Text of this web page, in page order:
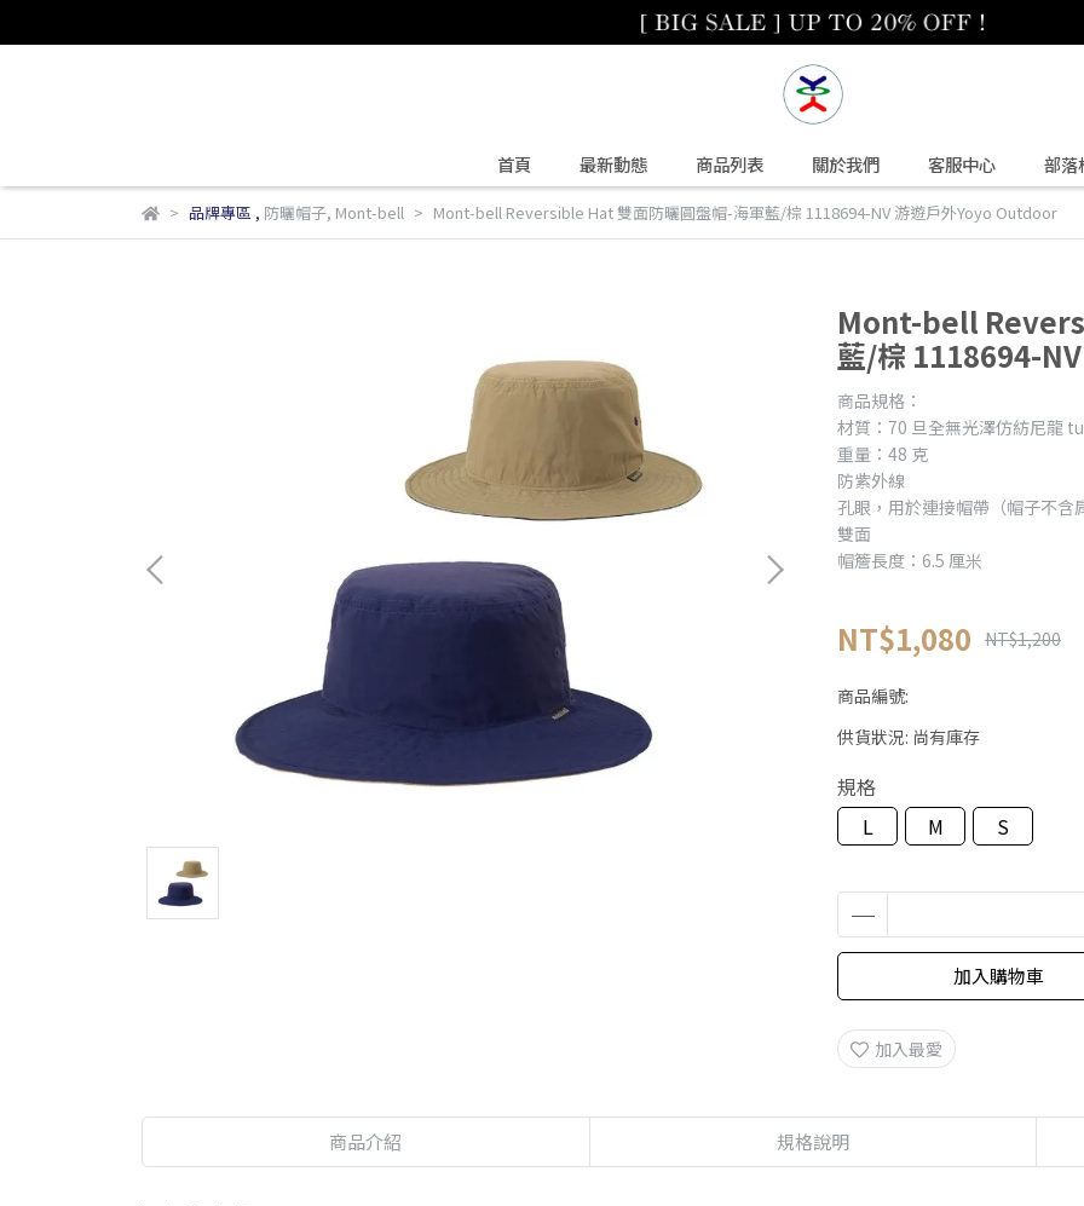
首頁 最新動態 商品列表 關於我們 客服中心 部落
品牌專區 , 防曬帽子, Mont-bell Mont-bell Reversible Hat 雙面防曬圓盤帽-海軍藍/棕 1118694-NV 游遊戶外Yoyo Outdoor
Mont-bell
藍/棕 1118694-
商品規格：
材質：70 旦全無光澤仿紡尼龍
重量：48 克
防紫外線
孔眼，用於連接帽帶（帽子不含
雙面
帽簷長度：6.5 厘米
NT$1,080 NT$1,200
商品編號:
供貨狀況: 尚有庫存
規格
L
M S
加入購物車
加入最愛
商品介紹 規格說明